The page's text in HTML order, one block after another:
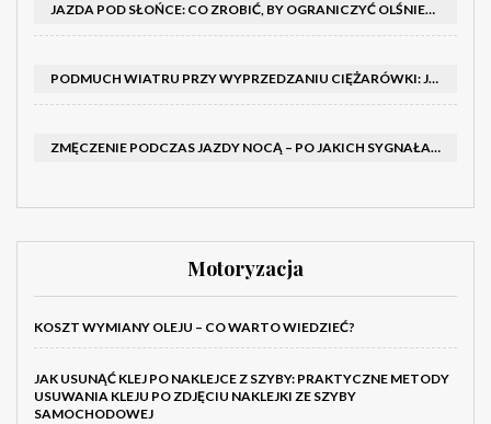
JAZDA POD SŁOŃCE: CO ZROBIĆ, BY OGRANICZYĆ OLŚNIENIE I POPRAWIĆ WIDOCZNOŚĆ
PODMUCH WIATRU PRZY WYPRZEDZANIU CIĘŻARÓWKI: JAK UTRZYMAĆ TOR JAZDY I OPANOWAĆ AUTO
ZMĘCZENIE PODCZAS JAZDY NOCĄ – PO JAKICH SYGNAŁACH ROZPOZNAĆ SENNOŚĆ ZA KIEROWNICĄ I KIEDY ZROBIĆ PRZERWĘ
Motoryzacja
KOSZT WYMIANY OLEJU – CO WARTO WIEDZIEĆ?
JAK USUNĄĆ KLEJ PO NAKLEJCE Z SZYBY: PRAKTYCZNE METODY
USUWANIA KLEJU PO ZDJĘCIU NAKLEJKI ZE SZYBY
SAMOCHODOWEJ